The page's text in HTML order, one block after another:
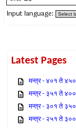
Input language:
Latest Pages
मन्त्र - ४०१ ते ४५०
मन्त्र - ३५१ ते ४००
मन्त्र - ३०१ ते ३५०
मन्त्र - २५१ ते ३००